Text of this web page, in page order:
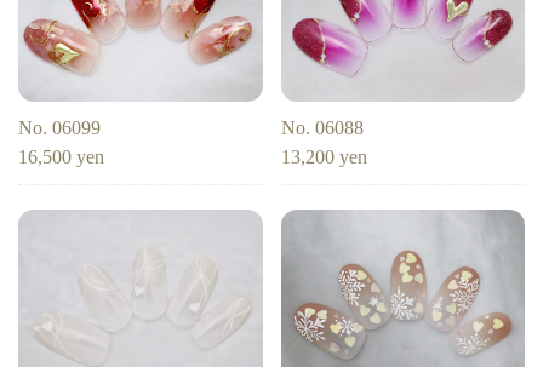
No. 06099
16,500 yen
No. 06088
13,200 yen
さくらんぼ
ネイビー お正月
ドット
ストーン
南国 マット
宇宙
ふ
ペイズリー ボーダー な
ターコイズ
和
ヤシの木 イエロー
モノトーン
ブラック レッド
蝶
冬 ピンク 赤
グレー
オレンジ
ミラー ネオン
カラフル
シンプル
ラインストーン